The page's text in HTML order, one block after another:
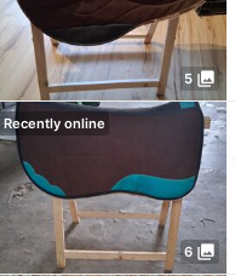
5 photo_library
6 photo_library
Recently online